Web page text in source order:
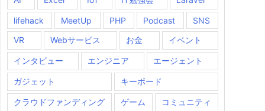
lifehack MeetUp PHP Podcast
SNS
VR
Webサービス お金 イベント
インタビュー エンジニア エージェント
ガジェット キーボード
クラウドファンディング ゲーム コミュニティ